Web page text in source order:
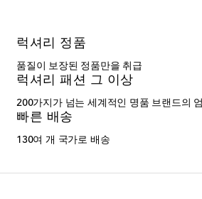
럭셔리 정품
품질이 보장된 정품만을 취급
럭셔리 패션 그 이상
200가지가 넘는 세계적인 명품 브랜드의
빠른 배송
130여 개 국가로 배송